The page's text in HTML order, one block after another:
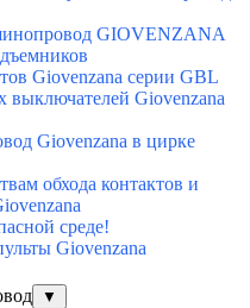
GIOVENZANA
Giovenzana серии GBL
выключателей Giovenzana
Giovenzana в цирке
обхода контактов и
среде!
Giovenzana
▼